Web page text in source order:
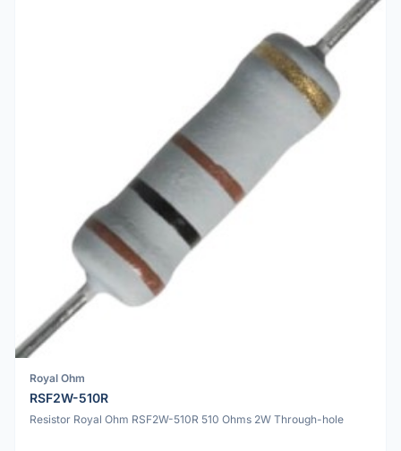
Royal Ohm
RSF2W-510R
Resistor Royal Ohm RSF2W-510R 510 Ohms 2W Through-hole